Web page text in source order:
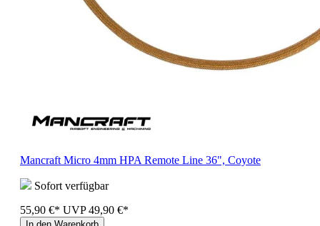
Mancraft Micro 4mm HPA Remote Line 36", Coyote
Sofort verfügbar
55,90 €* UVP 49,90 €*